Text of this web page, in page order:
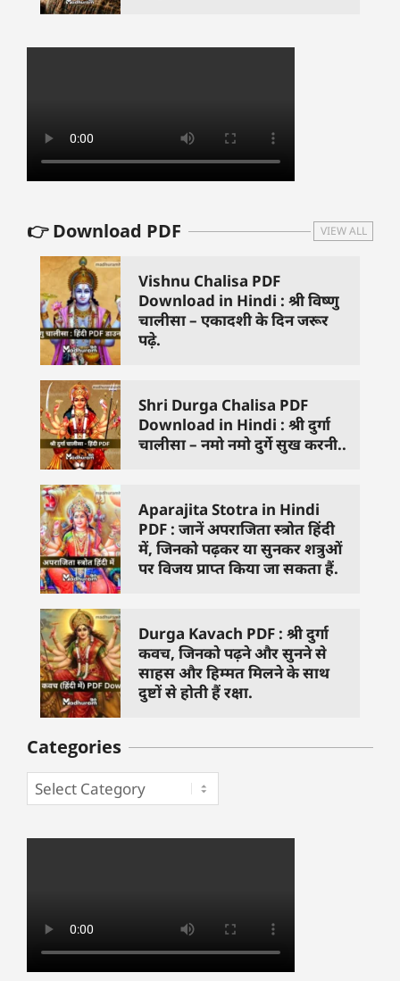
👉 Download PDF VIEW ALL
Vishnu Chalisa PDF
Download in Hindi : श्री विष्णु
चालीसा – एकादशी के दिन जरूर
पढ़े.
Shri Durga Chalisa PDF
Download in Hindi : श्री दुर्गा
चालीसा – नमो नमो दुर्गे सुख करनी..
Aparajita Stotra in Hindi
PDF : जानें अपराजिता स्त्रोत हिंदी
में, जिनको पढ़कर या सुनकर शत्रुओं
पर विजय प्राप्त किया जा सकता हैं.
Durga Kavach PDF : श्री दुर्गा
कवच, जिनको पढ़ने और सुनने से
साहस और हिम्मत मिलने के साथ
दुष्टों से होती हैं रक्षा.
Categories